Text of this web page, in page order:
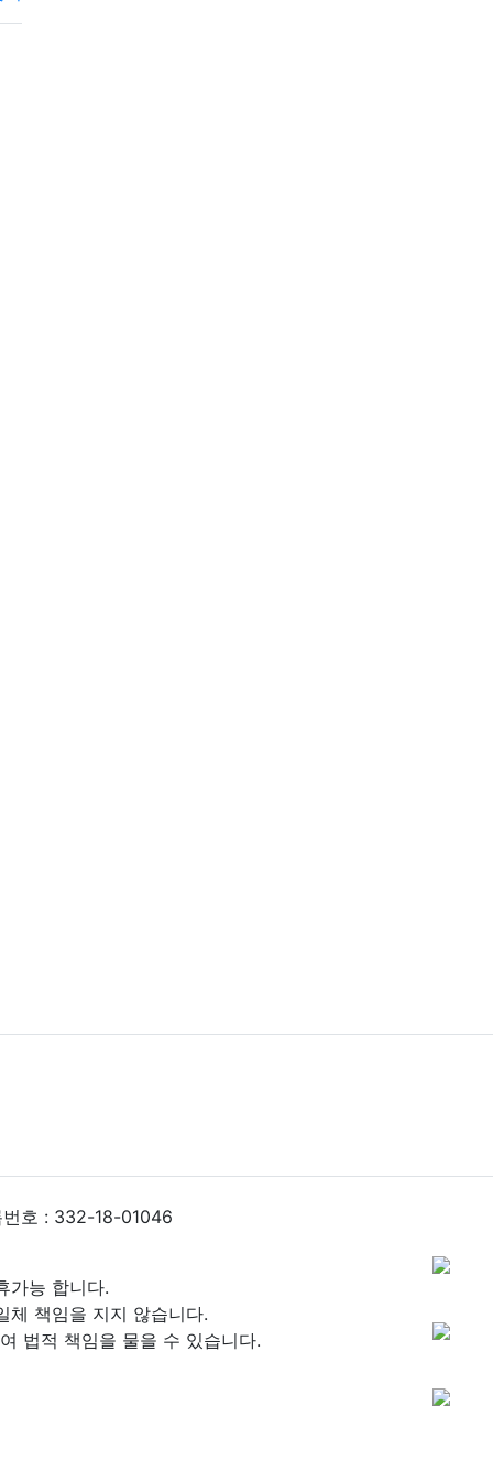
번호 : 332-18-01046
가능 합니다.
체 책임을 지지 않습니다.
법적 책임을 물을 수 있습니다.